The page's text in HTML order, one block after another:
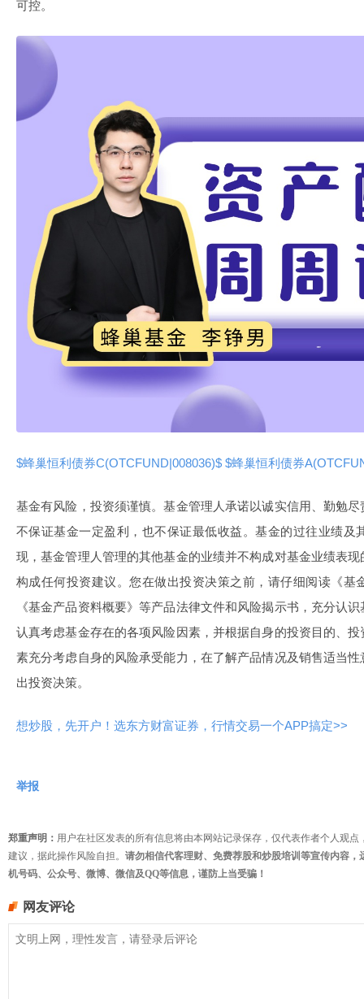
可控。
$蜂巢恒利债券C(OTCFUND|008036)$ $蜂巢恒利债券
基金有风险，投资须谨慎。基金管理人承诺以诚实信用、勤勉
不保证基金一定盈利，也不保证最低收益。基金的过往业绩及
现，基金管理人管理的其他基金的业绩并不构成对基金业绩表
构成任何投资建议。您在做出投资决策之前，请仔细阅读《基
《基金产品资料概要》等产品法律文件和风险揭示书，充分认
认真考虑基金存在的各项风险因素，并根据自身的投资目的、
素充分考虑自身的风险承受能力，在了解产品情况及销售适当
出投资决策。
想炒股，先开户！选东方财富证券，行情交易一个APP搞定>>
举报
郑重声明： 用户在社区发表的所有信息将由本网站记录保存，仅代表作者个人观
建议，据此操作风险自担。 请勿相信代客理财、免费荐股和炒股培训等宣传内容
机号码、公众号、微博、微信及QQ等信息，谨防上当受骗！
网友评论